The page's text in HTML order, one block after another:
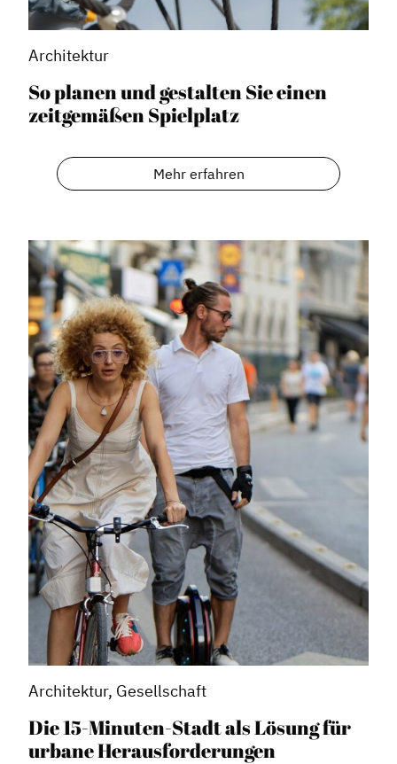
Architektur
So planen und gestalten Sie einen
zeitgemäßen Spielplatz
Mehr erfahren
Architektur, Gesellschaft
Die 15-Minuten-Stadt als Lösung für
urbane Herausforderungen